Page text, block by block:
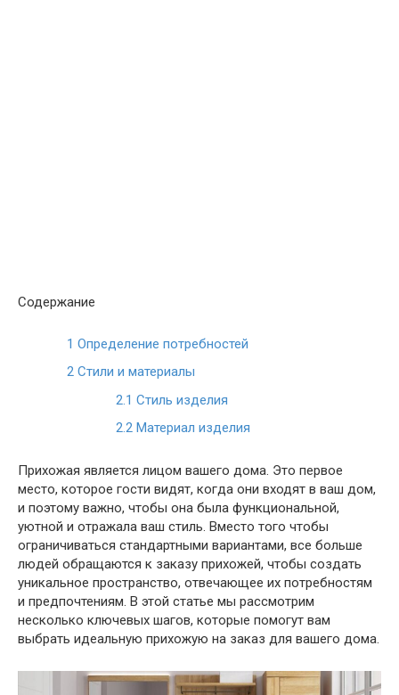
Содержание
1 Определение потребностей
2 Стили и материалы
2.1 Стиль изделия
2.2 Материал изделия
Прихожая является лицом вашего дома. Это первое
место, которое гости видят, когда они входят в ваш дом,
и поэтому важно, чтобы она была функциональной,
уютной и отражала ваш стиль. Вместо того чтобы
ограничиваться стандартными вариантами, все больше
людей обращаются к заказу прихожей, чтобы создать
уникальное пространство, отвечающее их потребностям
и предпочтениям. В этой статье мы рассмотрим
несколько ключевых шагов, которые помогут вам
выбрать идеальную прихожую на заказ для вашего дома.